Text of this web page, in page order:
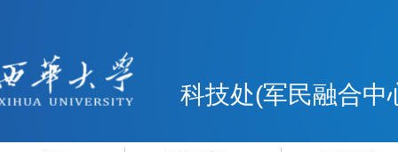
科技处(军民融合中